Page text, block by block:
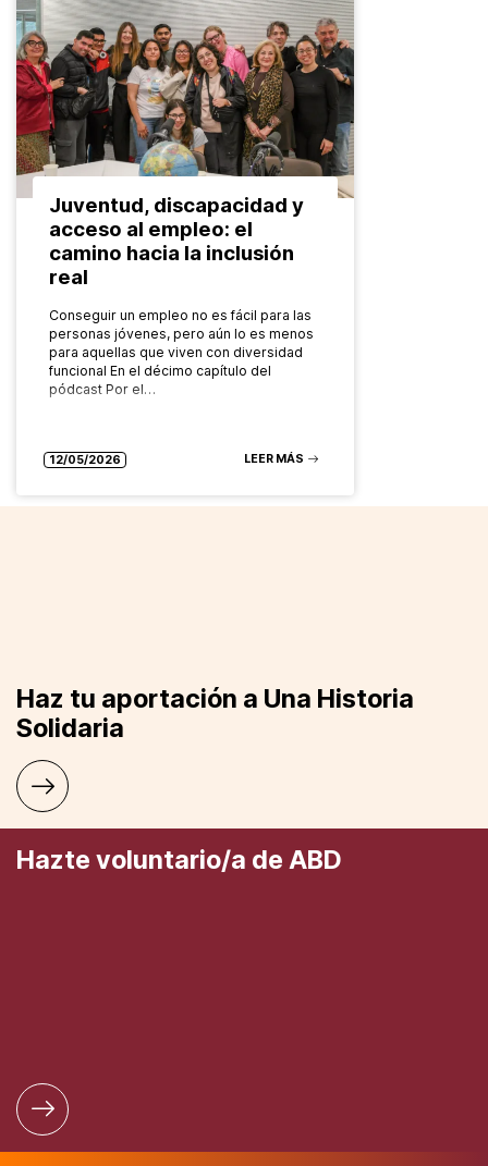
Juventud, discapacidad y
acceso al empleo: el
camino hacia la inclusión
real
Conseguir un empleo no es fácil para las
personas jóvenes, pero aún lo es menos
para aquellas que viven con diversidad
funcional En el décimo capítulo del
pódcast Por el…
12/05/2026 LEER MÁS
Haz tu aportación a Una Historia
Solidaria
Hazte voluntario/a de ABD